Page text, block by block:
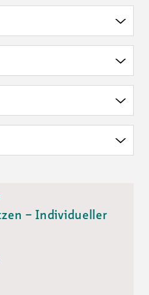
– Individueller